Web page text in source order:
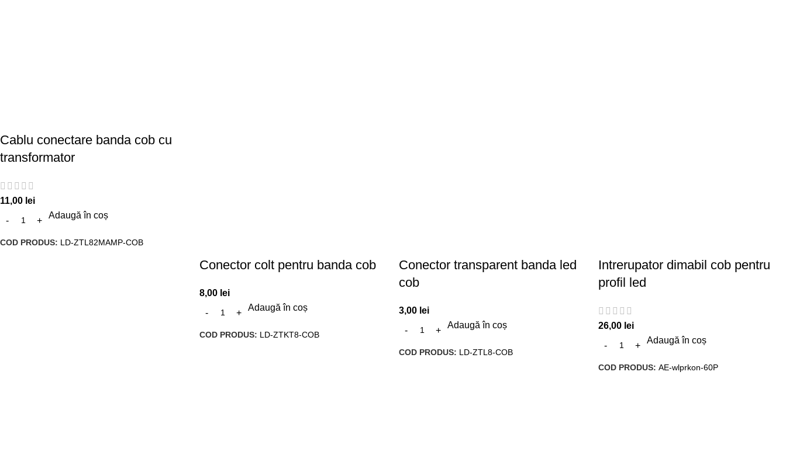
Cablu conectare banda cob cu
transformator
11,00 lei
Adaugă în coș
COD PRODUS: LD-ZTL82MAMP-COB
Conector colt pentru banda cob
8,00 lei
Adaugă în coș
COD PRODUS: LD-ZTKT8-COB
Conector transparent banda led
cob
3,00 lei
Adaugă în coș
COD PRODUS: LD-ZTL8-COB
Intrerupator dimabil cob pentru
profil led
26,00 lei
Adaugă în coș
COD PRODUS: AE-wlprkon-60P